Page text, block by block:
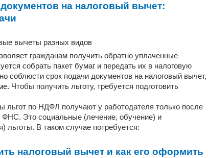
на налоговый вычет:
вычеты разных видов
гражданам получить обратно уплаченные
собрать пакет бумаг и передать их в налоговую
соблюсти срок подачи документов на налоговый вычет,
Чтобы получить льготу, требуется подготовить
льгот по НДФЛ получают у работодателя только после
ФНС. Это социальные (лечение, обучение) и
льготы. В таком случае потребуется:
налоговый вычет и как его оформить